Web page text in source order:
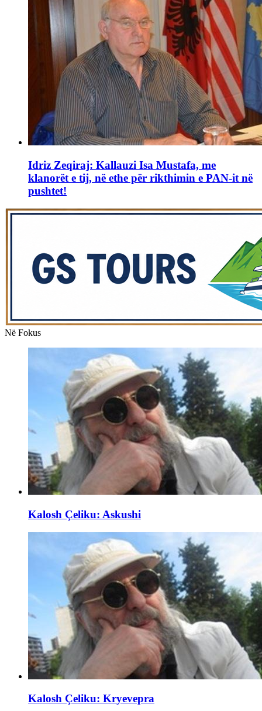
Idriz Zeqiraj: Kallauzi Isa Mustafa, me
klanorët e tij, në ethe për rikthimin e PAN-it në
pushtet!
Në Fokus
Kalosh Çeliku: Askushi
Kalosh Çeliku: Kryevepra